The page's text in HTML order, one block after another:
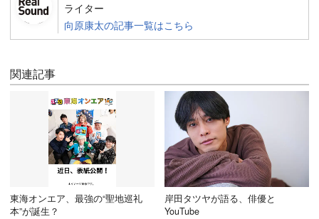
ライター
向原康太の記事一覧はこちら
関連記事
東海オンエア、最強の“聖地巡礼
本”が誕生？
岸田タツヤが語る、俳優と
YouTube